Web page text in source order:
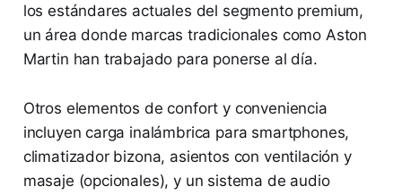
los estándares actuales del segmento premium,
un área donde marcas tradicionales como Aston
Martin han trabajado para ponerse al día.
Otros elementos de confort y conveniencia
incluyen carga inalámbrica para smartphones,
climatizador bizona, asientos con ventilación y
masaje (opcionales), y un sistema de audio